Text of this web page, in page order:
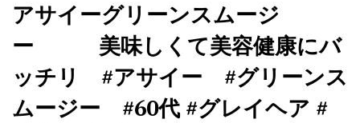
アサイーグリーンスムージ
ー 美味しくて美容健康にバ
ッチリ #アサイー #グリーンス
ムージー #60代 #グレイヘア #